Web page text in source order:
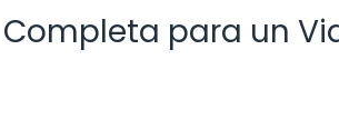
Completa para un